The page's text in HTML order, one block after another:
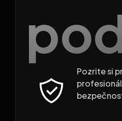
Pozrite si